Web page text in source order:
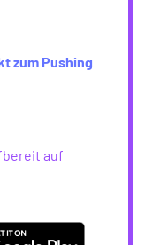
zum Pushing
auf